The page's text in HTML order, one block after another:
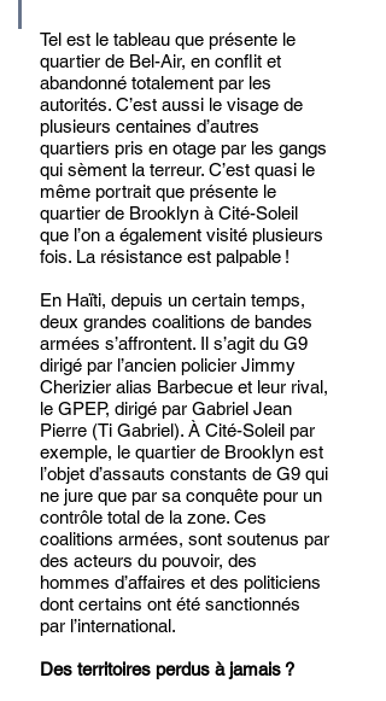
Tel est le tableau que présente le
quartier de Bel-Air, en conflit et
abandonné totalement par les
autorités. C’est aussi le visage de
plusieurs centaines d’autres
quartiers pris en otage par les gangs
qui sèment la terreur. C’est quasi le
même portrait que présente le
quartier de Brooklyn à Cité-Soleil
que l’on a également visité plusieurs
fois. La résistance est palpable !
En Haïti, depuis un certain temps,
deux grandes coalitions de bandes
armées s’affrontent. Il s’agit du G9
dirigé par l’ancien policier Jimmy
Cherizier alias Barbecue et leur rival,
le GPEP, dirigé par Gabriel Jean
Pierre (Ti Gabriel). À Cité-Soleil par
exemple, le quartier de Brooklyn est
l’objet d’assauts constants de G9 qui
ne jure que par sa conquête pour un
contrôle total de la zone. Ces
coalitions armées, sont soutenus par
des acteurs du pouvoir, des
hommes d’affaires et des politiciens
dont certains ont été sanctionnés
par l’international.
Des territoires perdus à jamais ?